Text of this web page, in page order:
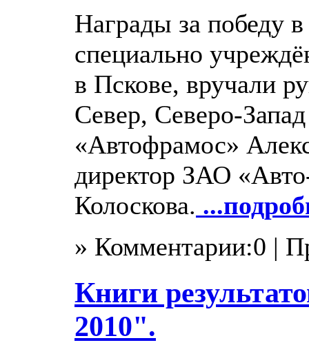
Награды за победу
специально
в Пскове, вручали
Север, Северо-
«Автофрамос»
директор ЗАО
Колоскова.
» Комментарии:0 |
Книги
2010".